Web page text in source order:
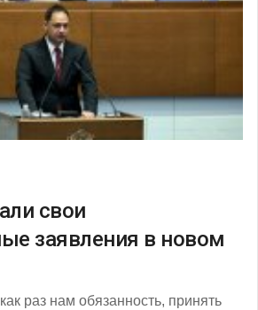
свои
заявления в новом
раз нам обязанность, принять